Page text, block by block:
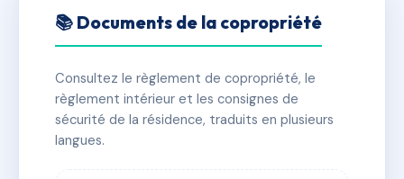
CENTRALE
Pins
✓ Immatriculée 🏠 8 lots 🏗 1 bâtiment(s)
📚 Documents de la copropriété
Consultez le règlement de copropriété, le
règlement intérieur et les consignes de
sécurité de la résidence, traduits en plusieurs
langues.